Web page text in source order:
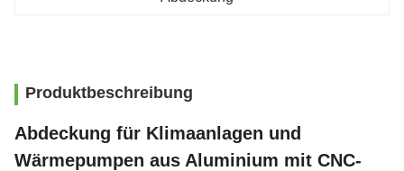
Produktbeschreibung
Abdeckung für Klimaanlagen und
Wärmepumpen aus Aluminium mit CNC-